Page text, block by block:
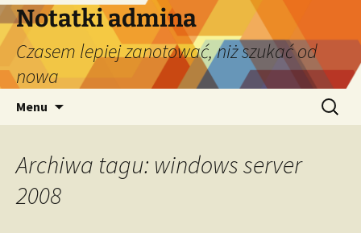
Przejdź
do
treści
Notatki admina
Czasem lepiej zanotować, niż szukać od
nowa
Menu Szukaj:
Archiwa tagu: windows server
2008